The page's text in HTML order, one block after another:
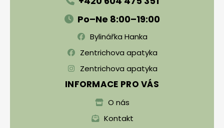
Po–Ne 8:00–19:00
Bylinářka Hanka
Zentrichova apatyka
Zentrichova apatyka
INFORMACE PRO VÁS
O nás
Kontakt